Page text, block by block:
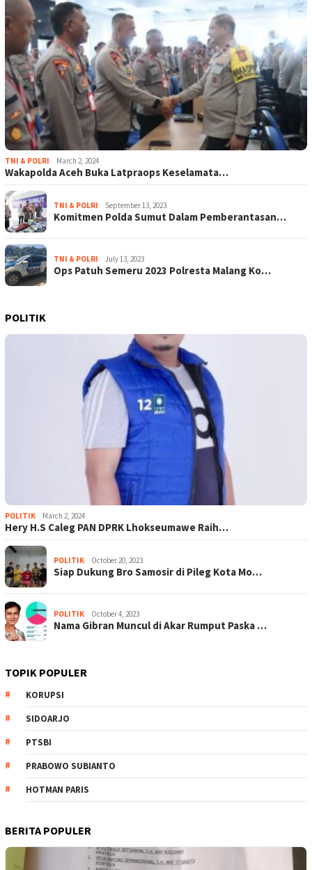
TNI & POLRI March 2, 2024
Wakapolda Aceh Buka Latpraops Keselamata…
TNI & POLRI September 13, 2023
Komitmen Polda Sumut Dalam Pemberantasan…
TNI & POLRI July 13, 2023
Ops Patuh Semeru 2023 Polresta Malang Ko…
POLITIK
POLITIK March 2, 2024
Hery H.S Caleg PAN DPRK Lhokseumawe Raih…
POLITIK October 20, 2023
Siap Dukung Bro Samosir di Pileg Kota Mo…
POLITIK October 4, 2023
Nama Gibran Muncul di Akar Rumput Paska …
TOPIK POPULER
KORUPSI
SIDOARJO
PTSBI
PRABOWO SUBIANTO
HOTMAN PARIS
BERITA POPULER